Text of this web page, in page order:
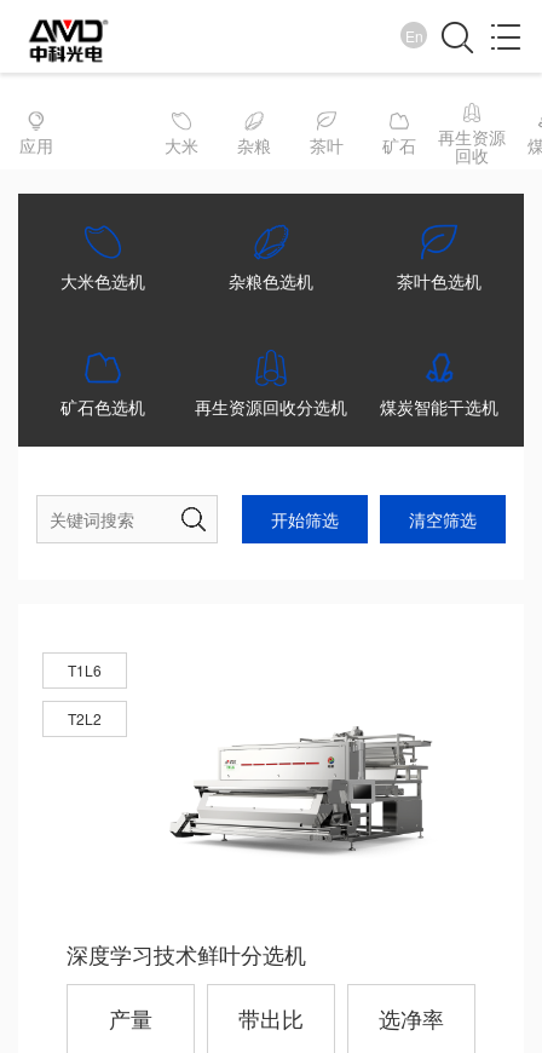
En
产品中心
应用 大米 杂粮 茶叶 矿石 再生资源
回收
大米色选机 杂粮色选机 茶叶色选机
矿石色选机 再生资源回收分选机 煤炭智能干选机
T1L6
T2L2
深度学习技术鲜叶分选机
产量 带出比 选净率